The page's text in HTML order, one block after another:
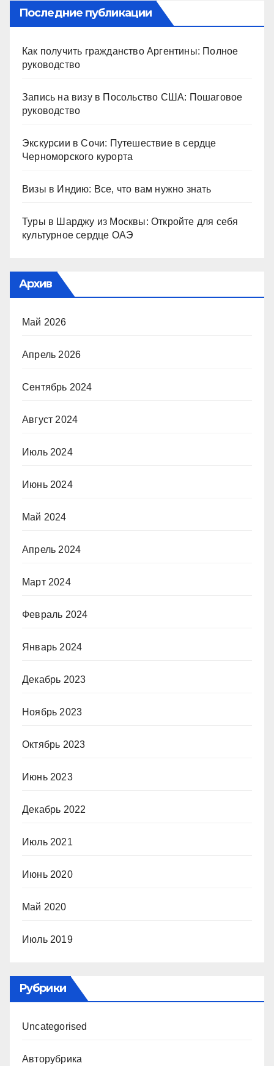
Последние публикации
Как получить гражданство Аргентины: Полное
руководство
Запись на визу в Посольство США: Пошаговое
руководство
Экскурсии в Сочи: Путешествие в сердце
Черноморского курорта
Визы в Индию: Все, что вам нужно знать
Туры в Шарджу из Москвы: Откройте для себя
культурное сердце ОАЭ
Архив
Май 2026
Апрель 2026
Сентябрь 2024
Август 2024
Июль 2024
Июнь 2024
Май 2024
Апрель 2024
Март 2024
Февраль 2024
Январь 2024
Декабрь 2023
Ноябрь 2023
Октябрь 2023
Июнь 2023
Декабрь 2022
Июль 2021
Июнь 2020
Май 2020
Июль 2019
Рубрики
Uncategorised
Авторубрика